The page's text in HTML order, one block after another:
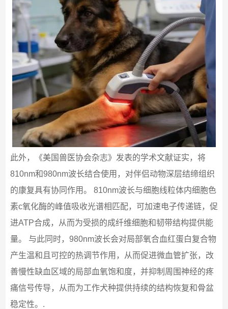
此外，《美国兽医协会杂志》发表的学术文献证实，将
810nm和980nm波长结合使用，对伴侣动物深层结缔组织
的康复具有协同作用。 810nm波长与细胞线粒体内细胞色
素c氧化酶的峰值吸收光谱相匹配，可加速电子传递链，促
进ATP合成，从而为受损的成纤维细胞和韧带结构提供能
量。 与此同时，980nm波长会对局部氧合血红蛋白复合物
产生温和且可控的热调节作用，从而促进微血管扩张，改
善慢性缺血区域的局部血氧饱和度，并抑制周围神经的疼
痛信号传导，从而为工作犬种提供持续的结构恢复和骨盆
稳定性。.